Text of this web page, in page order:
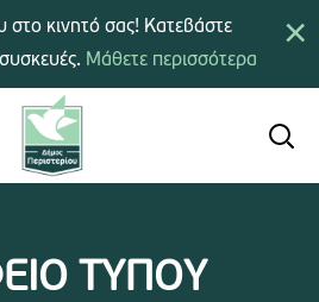
ΤΥΠΟΥ
×
στο κινητό σας! Κατεβάστε
Μάθετε περισσότερα